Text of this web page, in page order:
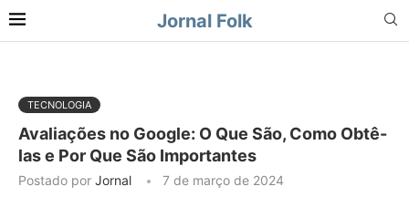
Jornal Folk
TECNOLOGIA
Avaliações no Google: O Que São, Como Obtê-
las e Por Que São Importantes
Postado por Jornal 7 de março de 2024